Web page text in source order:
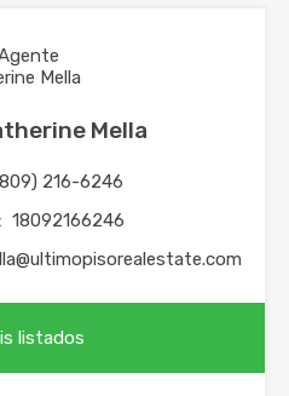
Mella
216-6246
18092166246
listados